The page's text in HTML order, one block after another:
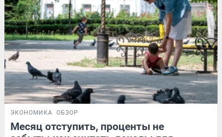
ЭКОНОМИКА ОБЗОР
Месяц отступить, проценты не